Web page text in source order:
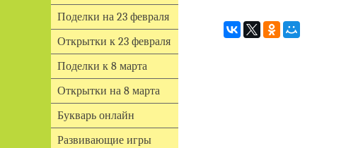
Поделки на 23 февраля
Открытки к 23 февраля
Поделки к 8 марта
Открытки на 8 марта
Букварь онлайн
Развивающие игры